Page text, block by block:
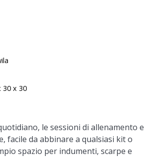
30 x 30
le sessioni di allenamento e
facile da abbinare a qualsiasi kit o
spazio per indumenti, scarpe e